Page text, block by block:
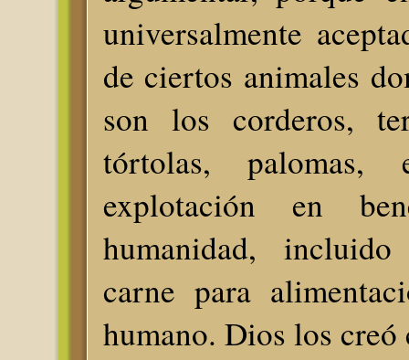
universalmente
de ciertos animales
son los corderos,
tórtolas,
explotación en
humanidad,
carne para
humano. Dios los creó